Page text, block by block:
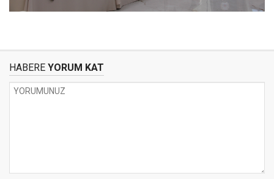
HABERE YORUM KAT